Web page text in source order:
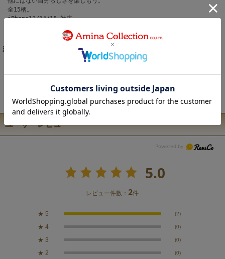
全15柄。
iPhone13/14/15 対応。
隙間が発生しますが使用に問題ございません。
注意事項
こちらの商品は職人による手作りとなります。 ◆生地の取り方により1点1点
C/スマホのモニターの設定により、実際の商品の色味と表示される色に違い
ユーザーレビュー
5.0
レビュー件数：2件
★ 5 (2)
★ 4 (0)
★ 3 (0)
★ 2 (0)